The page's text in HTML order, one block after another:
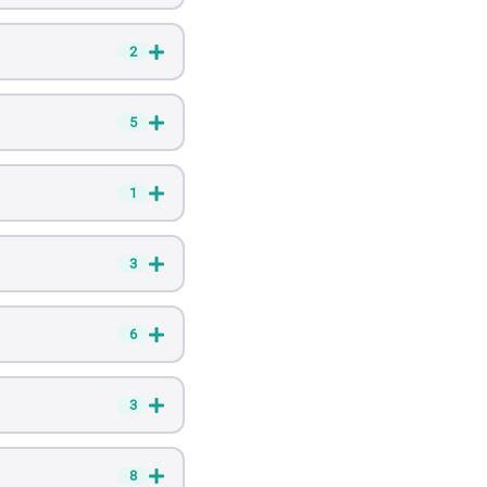
2
5
1
3
6
3
8